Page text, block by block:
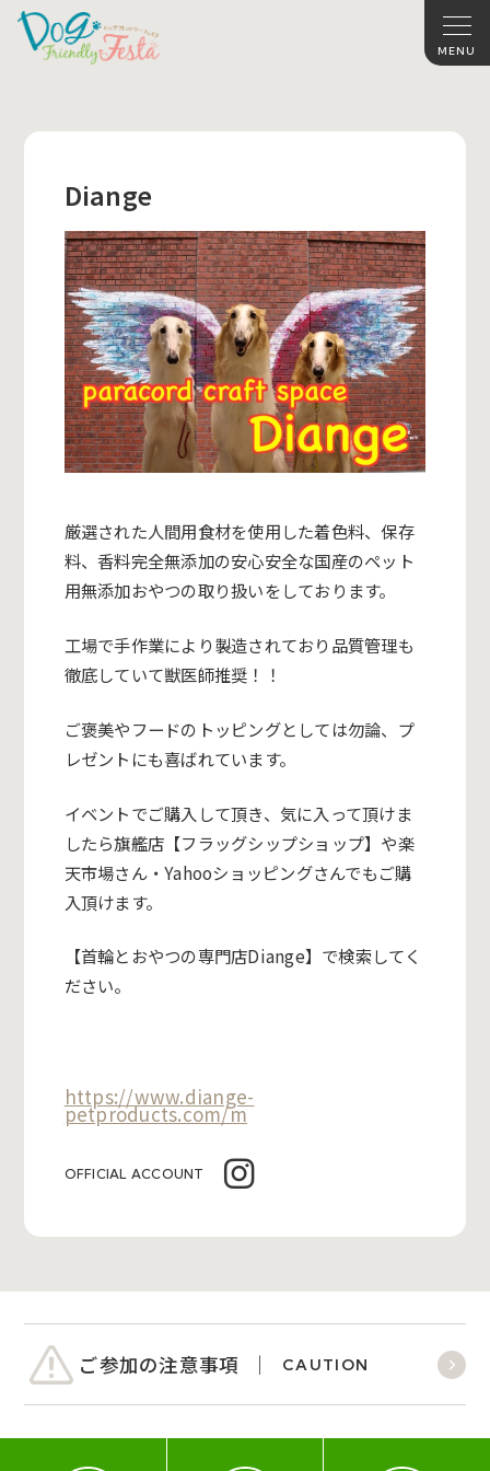
Diange
厳選された人間用食材を使用した着色料、保存
料、香料完全無添加の安心安全な国産のペット
用無添加おやつの取り扱いをしております。
工場で手作業により製造されており品質管理も
徹底していて獣医師推奨！！
ご褒美やフードのトッピングとしては勿論、プ
レゼントにも喜ばれています。
イベントでご購入して頂き、気に入って頂けま
したら旗艦店【フラッグシップショップ】や楽
天市場さん・Yahooショッピングさんでもご購
入頂けます。
【首輪とおやつの専門店Diange】で検索してく
ださい。
https://www.diange-
petproducts.com/m
OFFICIAL ACCOUNT
ご参加の注意事項 CAUTION